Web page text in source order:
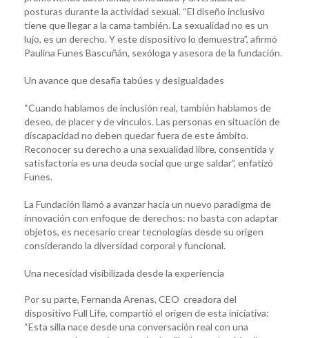
posturas durante la actividad sexual. “El diseño inclusivo
tiene que llegar a la cama también. La sexualidad no es un
lujo, es un derecho. Y este dispositivo lo demuestra”, afirmó
Paulina Funes Bascuñán, sexóloga y asesora de la fundación.
Un avance que desafía tabúes y desigualdades
“Cuando hablamos de inclusión real, también hablamos de
deseo, de placer y de vínculos. Las personas en situación de
discapacidad no deben quedar fuera de este ámbito.
Reconocer su derecho a una sexualidad libre, consentida y
satisfactoria es una deuda social que urge saldar”, enfatizó
Funes.
La Fundación llamó a avanzar hacia un nuevo paradigma de
innovación con enfoque de derechos: no basta con adaptar
objetos, es necesario crear tecnologías desde su origen
considerando la diversidad corporal y funcional.
Una necesidad visibilizada desde la experiencia
Por su parte, Fernanda Arenas, CEO creadora del
dispositivo Full Life, compartió el origen de esta iniciativa:
“Esta silla nace desde una conversación real con una